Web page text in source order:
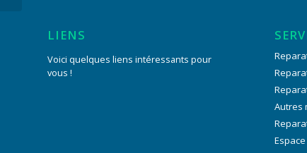
LIENS
Voici quelques liens intéressants pour
vous !
Autres